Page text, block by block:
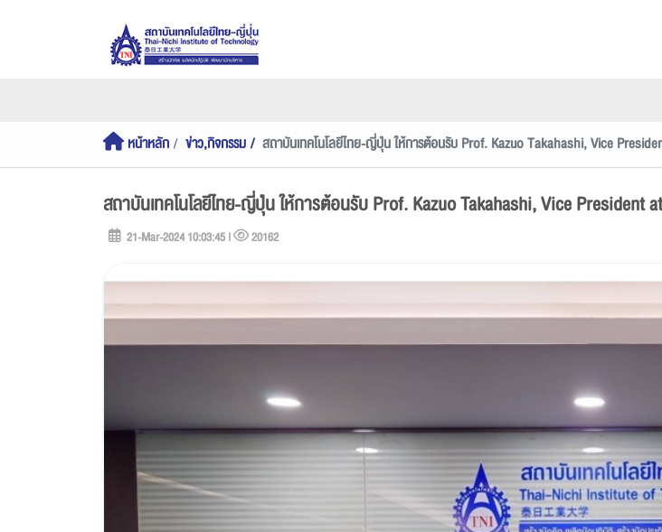
หน้าหลัก ข่าว,กิจกรรม สถาบันเทคโนโลยีไทย-ญี่ปุ่น ให้การต้อนรับ Prof. Kazuo Takahashi, Vice
สถาบันเทคโนโลยีไทย-ญี่ปุ่น ให้การต้อนรับ Prof. Kazuo Takahashi, Vice President
21-Mar-2024 10:03:45 | 20162